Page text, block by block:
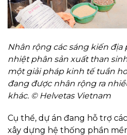
Nhân rộng các sáng kiến
nhiệt phân sản xuất than
một giải pháp kinh tế tuần
đang được nhân rộng ra
khác. © Helvetas Vietnam
Cụ thể, dự án đang hỗ trợ
xây dựng hệ thống phần